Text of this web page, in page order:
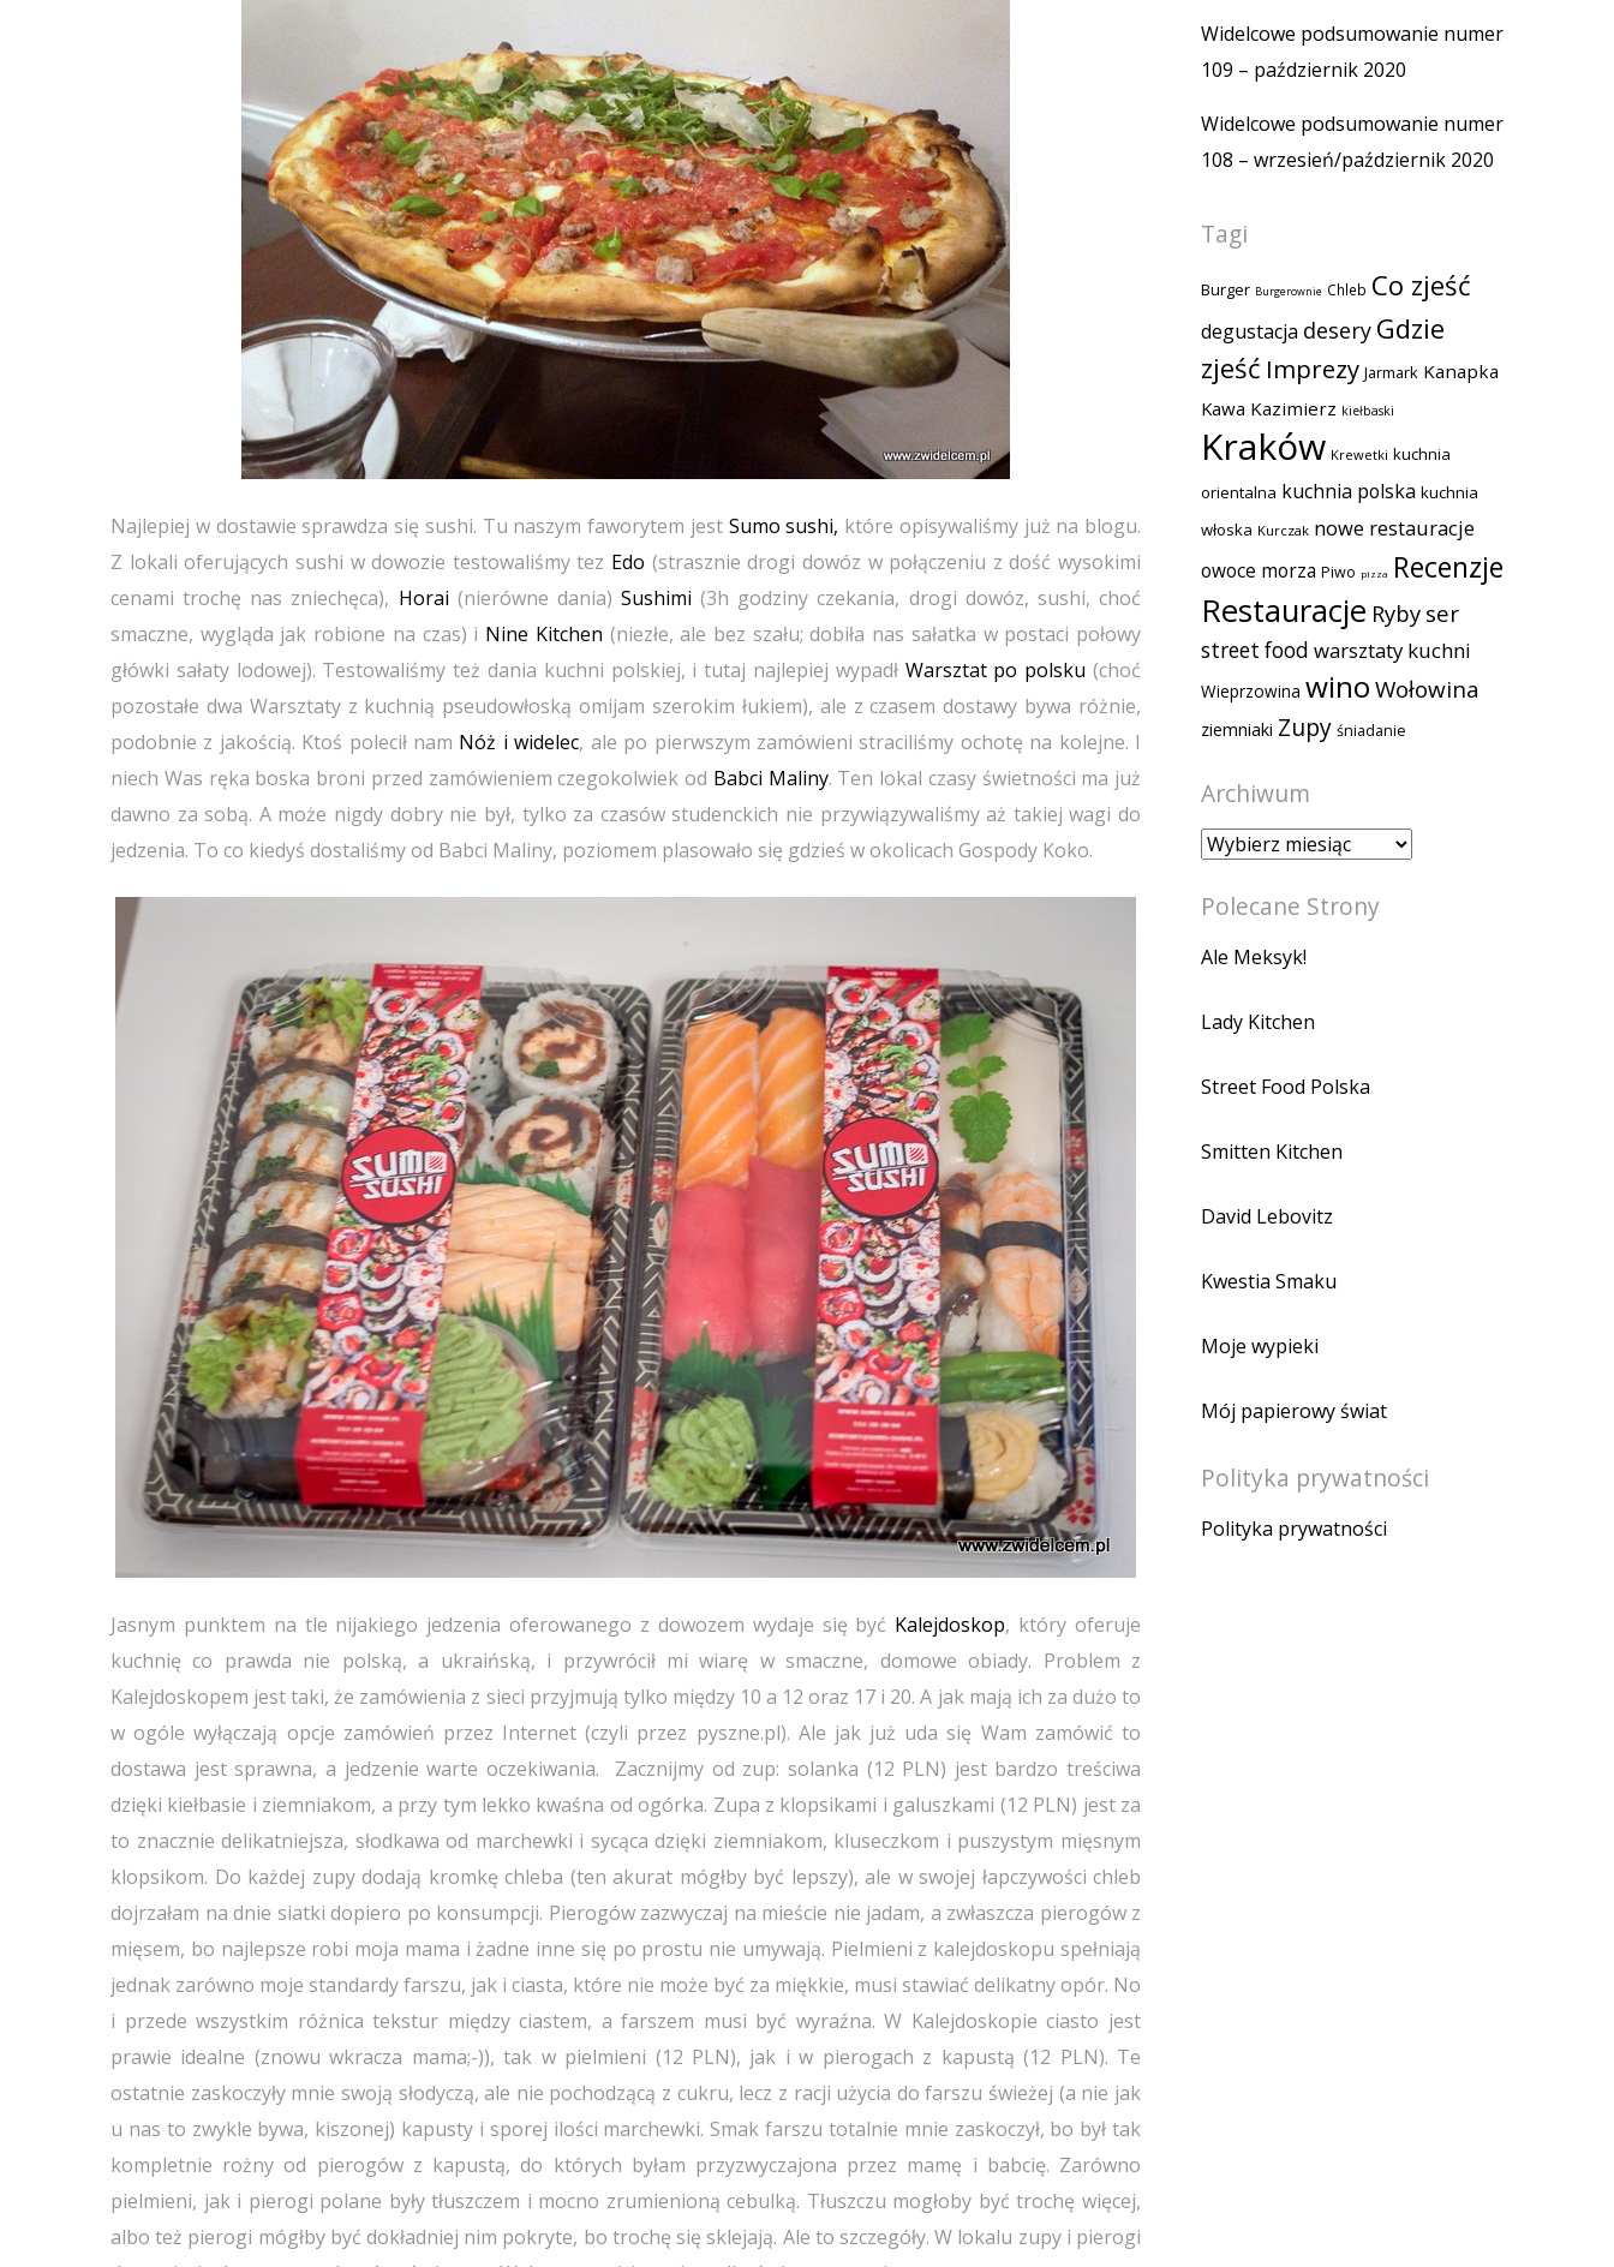
Najlepiej w dostawie sprawdza się sushi. Tu naszym faworytem jestSumo sushi, które opisywaliśmy już na blogu.
Z lokali oferujących sushi w dowozie testowaliśmy tez Edo (strasznie drogi dowóz w połączeniu z dość wysokimi
cenami trochę nas zniechęca), Horai (nierówne dania)Sushimi(3h godziny czekania, drogi dowóz, sushi, choć
smaczne, wygląda jak robione na czas) i Nine Kitchen (niezłe, ale bez szału; dobiła nas sałatka w postaci połowy
główki sałaty lodowej). Testowaliśmy też dania kuchni polskiej, i tutaj najlepiej wypadł Warsztat po polsku (choć
pozostałe dwa Warsztaty z kuchnią pseudowłoską omijam szerokim łukiem), ale z czasem dostawy bywa różnie,
podobnie z jakością. Ktoś polecił nam Nóż i widelec, ale po pierwszym zamówieni straciliśmy ochotę na kolejne. I
niech Was ręka boska broni przed zamówieniem czegokolwiek od Babci Maliny. Ten lokal czasy świetności ma już
dawno za sobą. A może nigdy dobry nie był, tylko za czasów studenckich nie przywiązywaliśmy aż takiej wagi do
jedzenia. To co kiedyś dostaliśmy od Babci Maliny, poziomem plasowało się gdzieś w okolicach Gospody Koko.
Jasnym punktem na tle nijakiego jedzenia oferowanego z dowozem wydaje się być Kalejdoskop, który oferuje
kuchnię co prawda nie polską, a ukraińską, i przywrócił mi wiarę w smaczne, domowe obiady. Problem z
Kalejdoskopem jest taki, że zamówienia z sieci przyjmują tylko między 10 a 12 oraz 17 i 20. A jak mają ich za dużo to
w ogóle wyłączają opcje zamówień przez Internet (czyli przez pyszne.pl). Ale jak już uda się Wam zamówić to
dostawa jest sprawna, a jedzenie warte oczekiwania. Zacznijmy od zup: solanka (12 PLN) jest bardzo treściwa
dzięki kiełbasie i ziemniakom, a przy tym lekko kwaśna od ogórka. Zupa z klopsikami i galuszkami (12 PLN) jest za
to znacznie delikatniejsza, słodkawa od marchewki i sycąca dzięki ziemniakom, kluseczkom i puszystym mięsnym
klopsikom. Do każdej zupy dodają kromkę chleba (ten akurat mógłby być lepszy), ale w swojej łapczywości chleb
dojrzałam na dnie siatki dopiero po konsumpcji. Pierogów zazwyczaj na mieście nie jadam, a zwłaszcza pierogów z
mięsem, bo najlepsze robi moja mama i żadne inne się po prostu nie umywają. Pielmieni z kalejdoskopu spełniają
jednak zarówno moje standardy farszu, jak i ciasta, które nie może być za miękkie, musi stawiać delikatny opór. No
i przede wszystkim różnica tekstur między ciastem, a farszem musi być wyraźna. W Kalejdoskopie ciasto jest
prawie idealne (znowu wkracza mama;-)), tak w pielmieni (12 PLN), jak i w pierogach z kapustą (12 PLN). Te
ostatnie zaskoczyły mnie swoją słodyczą, ale nie pochodzącą z cukru, lecz z racji użycia do farszu świeżej (a nie jak
u nas to zwykle bywa, kiszonej) kapusty i sporej ilości marchewki. Smak farszu totalnie mnie zaskoczył, bo był tak
kompletnie rożny od pierogów z kapustą, do których byłam przyzwyczajona przez mamę i babcię. Zarówno
pielmieni, jak i pierogi polane były tłuszczem i mocno zrumienioną cebulką. Tłuszczu mogłoby być trochę więcej,
albo też pierogi mógłby być dokładniej nim pokryte, bo trochę się sklejają. Ale to szczegóły. W lokalu zupy i pierogi
Widelcowe podsumowanie numer
109 – październik 2020
Widelcowe podsumowanie numer
108 – wrzesień/październik 2020
Tagi
Burger Burgerownie Chleb Co zjeść
degustacja desery Gdzie
zjeść Imprezy Jarmark Kanapka
Kawa Kazimierz kiełbaski
Kraków Krewetki kuchnia
orientalna kuchnia polska kuchnia
włoska Kurczak nowe restauracje
owoce morza Piwo pizza Recenzje
Restauracje Ryby ser
street food warsztaty kuchni
Wieprzowina winoWołowina
ziemniaki Zupy śniadanie
Archiwum
Archiwum
Polecane Strony
Ale Meksyk!
Lady Kitchen
Street Food Polska
Smitten Kitchen
David Lebovitz
Kwestia Smaku
Moje wypieki
Mój papierowy świat
Polityka prywatności
Polityka prywatności